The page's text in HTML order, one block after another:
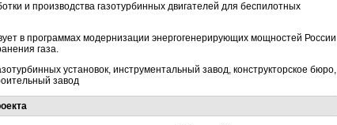
и производства газотурбинных двигателей для беспилотных
в программах модернизации энергогенерирующих мощностей России
газа.
установок, инструментальный завод, конструкторское бюро,
завод